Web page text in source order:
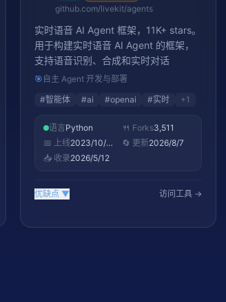
github.com/livekit/agents
实时语音 AI Agent 框架，11K+ stars。
用于构建实时语音 AI Agent 的框架，
支持语音识别、合成和实时对话
🎯 自主 Agent 开发与部署
#智能体 #ai #openai #实时 +1
语言Python 🍴 Forks3,511
📅 上线
2023/10/19 🔄 更新2026/8/7
📥 收录2026/5/12
优缺点 ▼ 访问工具 →